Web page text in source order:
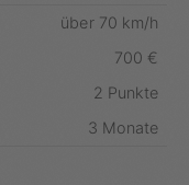
über 70 km/h
700 €
2 Punkte
3 Monate